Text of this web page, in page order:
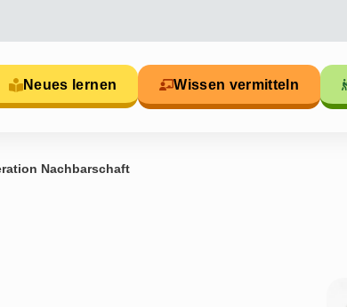
Neues lernen Wissen vermitteln
Nachbarschaft